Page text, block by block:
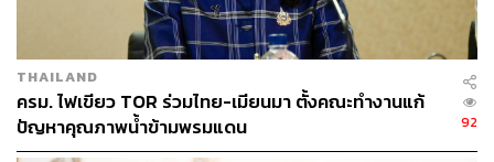
THAILAND
ครม. ไฟเขียว TOR ร่วมไทย-เมียนมา ตั้งคณะทำงานแก้
ปัญหาคุณภาพน้ำข้ามพรมแดน
92